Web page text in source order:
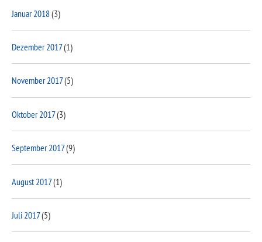
Januar 2018(3)
Dezember 2017(1)
November 2017(5)
Oktober 2017(3)
September 2017(9)
August 2017(1)
Juli 2017(5)